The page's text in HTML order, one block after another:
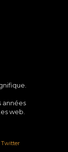
années
web.
Twitter